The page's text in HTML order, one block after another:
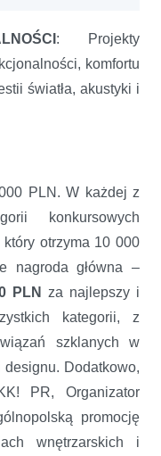
: Projekty
komfortu
światła, akustyki i
PLN. W każdej z
konkursowych
otrzyma 10 000
nagroda główna –
PLN
za najlepszy i
kategorii, z
szklanych w
Dodatkowo,
PR, Organizator
promocję
wnętrzarskich i